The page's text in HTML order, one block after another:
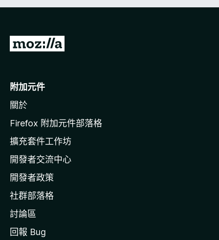
前
o
i
l
a
官
網
附加元件
關於
Firefox 附加元件部落格
擴充套件工作坊
開發者交流中心
開發者政策
社群部落格
討論區
回報 Bug